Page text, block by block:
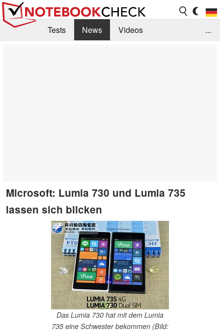
Tests News
Videos
...
Microsoft: Lumia 730 und Lumia 735
lassen sich blicken
Das Lumia 730 hat mit dem Lumia
735 eine Schwester bekommen (Bild: